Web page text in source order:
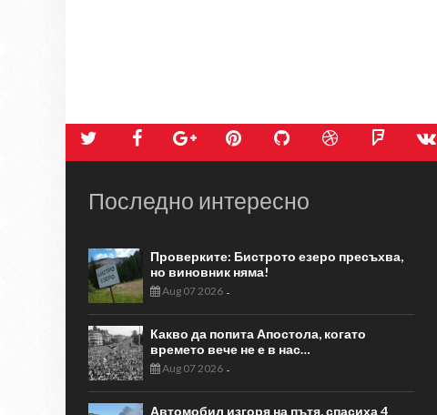
Последно интересно
Проверките: Бистрото езеро пресъхва,
но виновник няма!
Aug 07 2026 -
Какво да попита Апостола, когато
времето вече не е в нас…
Aug 07 2026 -
Автомобил изгоря на пътя, спасиха 4